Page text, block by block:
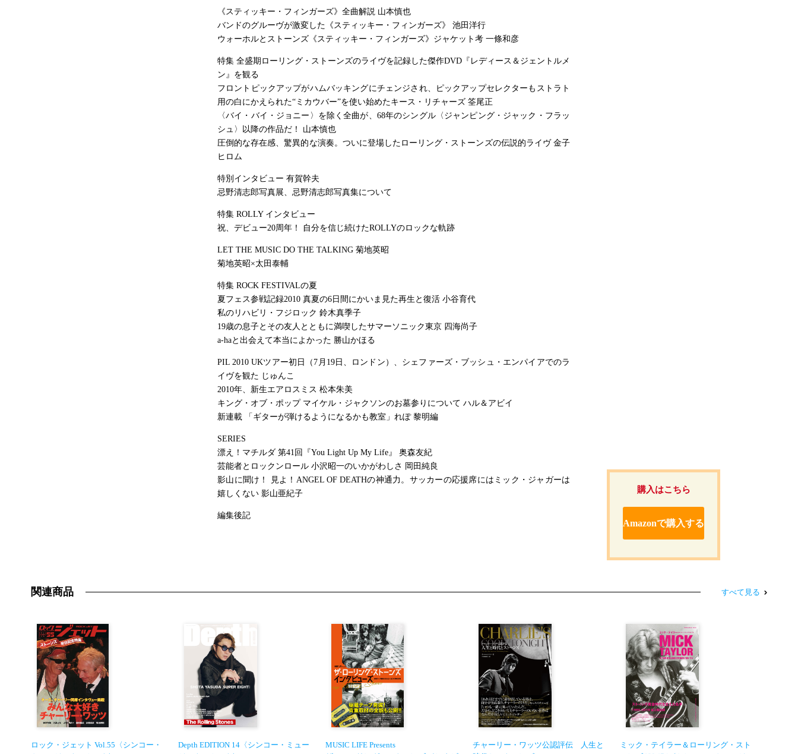
《スティッキー・フィンガーズ》全曲解説 山本慎也
バンドのグルーヴが激変した《スティッキー・フィンガーズ》 池田洋行
ウォーホルとストーンズ《スティッキー・フィンガーズ》ジャケット考 一條和彦
特集 全盛期ローリング・ストーンズのライヴを記録した傑作DVD『レディース＆ジェントルメ
ン』を観る
フロントピックアップがハムバッキングにチェンジされ、ピックアップセレクターもストラト
用の白にかえられた“ミカウバー”を使い始めたキース・リチャーズ 筌尾正
〈バイ・バイ・ジョニー〉を除く全曲が、68年のシングル〈ジャンピング・ジャック・フラッ
シュ〉以降の作品だ！ 山本慎也
圧倒的な存在感、驚異的な演奏。ついに登場したローリング・ストーンズの伝説的ライヴ 金子
ヒロム
特別インタビュー 有賀幹夫
忌野清志郎写真展、忌野清志郎写真集について
特集 ROLLY インタビュー
祝、デビュー20周年！ 自分を信じ続けたROLLYのロックな軌跡
LET THE MUSIC DO THE TALKING 菊地英昭
菊地英昭×太田泰輔
特集 ROCK FESTIVALの夏
夏フェス参戦記録2010 真夏の6日間にかいま見た再生と復活 小谷育代
私のリハビリ・フジロック 鈴木真季子
19歳の息子とその友人とともに満喫したサマーソニック東京 四海尚子
a-haと出会えて本当によかった 勝山かほる
PIL 2010 UKツアー初日（7月19日、ロンドン）、シェファーズ・ブッシュ・エンパイアでのラ
イヴを観た じゅんこ
2010年、新生エアロスミス 松本朱美
キング・オブ・ポップ マイケル・ジャクソンのお墓参りについて ハル＆アビイ
新連載 「ギターが弾けるようになるかも教室」れぽ 黎明編
SERIES
漂え！マチルダ 第41回『You Light Up My Life』 奥森友紀
芸能者とロックンロール 小沢昭一のいかがわしさ 岡田純良
影山に聞け！ 見よ！ANGEL OF DEATHの神通力。サッカーの応援席にはミック・ジャガーは
嬉しくない 影山亜紀子
編集後記
購入はこちら
Amazonで購入する
関連商品 すべて見る
ロック・ジェット Vol.55〈シンコー・
Depth EDITION 14〈シンコー・ミュー
MUSIC LIFE Presents
チャーリー・ワッツ公認評伝 人生と
ミック・テイラー＆ローリング・スト